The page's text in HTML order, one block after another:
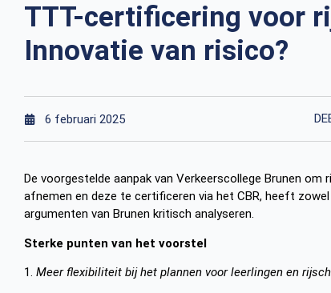
TTT-certificering voor
Innovatie van risico?
6 februari 2025
De voorgestelde aanpak van Verkeerscollege Brunen
afnemen en deze te certificeren via het CBR, heeft
argumenten van Brunen kritisch analyseren.
Sterke punten van het voorstel
1. Meer flexibiliteit bij het plannen voor leerlingen en